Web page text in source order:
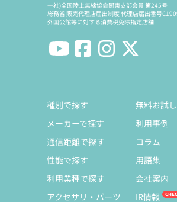
一社)全国陸上無線協会関東支部会員 第245号
総務省 販売代理店届出制度 代理店届出番号
外国公館等に対する消費税免除指定店舗
種別で探す
メーカーで探す
通信距離で探す
性能で探す
利用業種で探す
アクセサリ・パーツ
無料お試し
利用事例
コラム
用語集
会社案内
IR情報